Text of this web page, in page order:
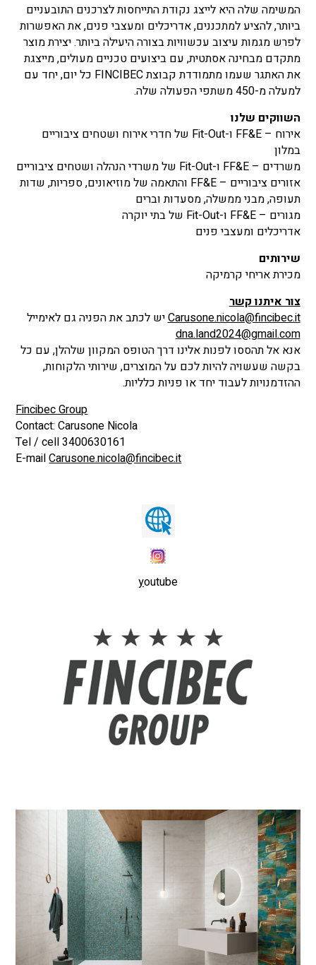
המשימה שלה היא לייצג נקודת התייחסות לצרכנים התובעניים
ביותר, להציע למתכננים, אדריכלים ומעצבי פנים, את האפשרות
לפרש מגמות עיצוב עכשוויות בצורה היעילה ביותר. יצירת מוצר
מתקדם מבחינה אסתטית, עם ביצועים טכניים מעולים, מייצגת
את האתגר שעמו מתמודדת קבוצת FINCIBEC כל יום, יחד עם
למעלה מ-450 משתפי הפעולה שלה.
השווקים שלנו
אירוח – FF&E ו-Fit-Out של חדרי אירוח ושטחים ציבוריים
במלון
משרדים – FF&E ו-Fit-Out של משרדי הנהלה ושטחים ציבוריים
אזורים ציבוריים – FF&E והתאמה של מוזיאונים, ספריות, שדות
תעופה, מבני ממשלה, מסעדות וברים
מגורים – FF&E ו-Fit-Out של בתי יוקרה
אדריכלים ומעצבי פנים
שירותים
מכירת אריחי קרמיקה
צור איתנו קשר
Carusone.nicola@fincibec.itיש לכתב את הפניה גם לאימייל
dna.land2024@gmail.com
אנא אל תהססו לפנות אלינו דרך הטופס המקוון שלהלן, עם כל
בקשה שעשויה להיות לכם על המוצרים, שירותי הלקוחות,
ההזדמנויות לעבוד יחד או פניות כלליות.
Fincibec Group
Contact: Carusone Nicola
Tel / cell 3400630161
E-mailCarusone.nicola@fincibec.it
youtube